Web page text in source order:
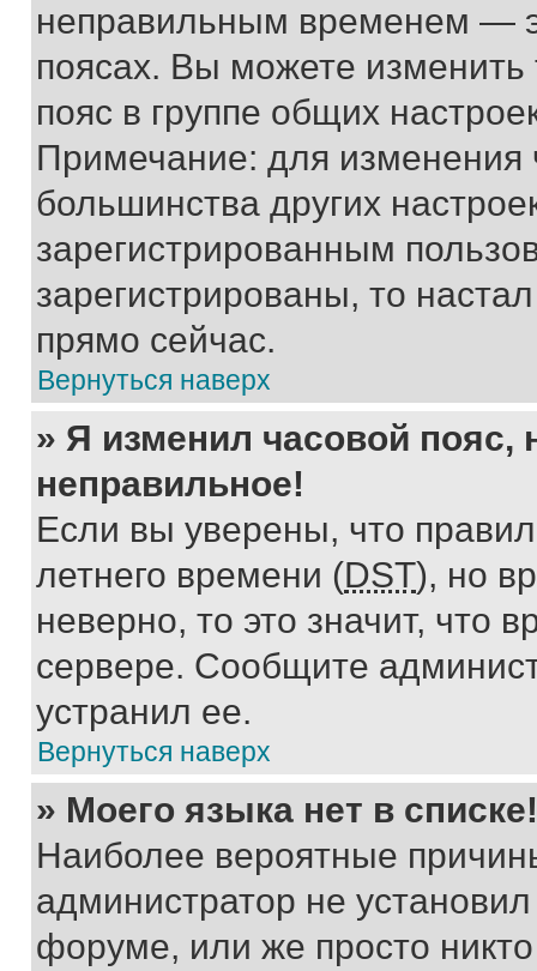
неправильным временем —
поясах. Вы можете изменить
пояс в группе общих
Примечание: для изменения
большинства других
зарегистрированным
зарегистрированы, то
прямо сейчас.
Вернуться наверх
» Я изменил часовой пояс,
неправильное!
Если вы уверены, что
летнего времени (DST), но
неверно, то это значит, что
сервере. Сообщите
устранил ее.
Вернуться наверх
» Моего языка нет в списке!
Наиболее вероятные
администратор не
форуме, или же просто